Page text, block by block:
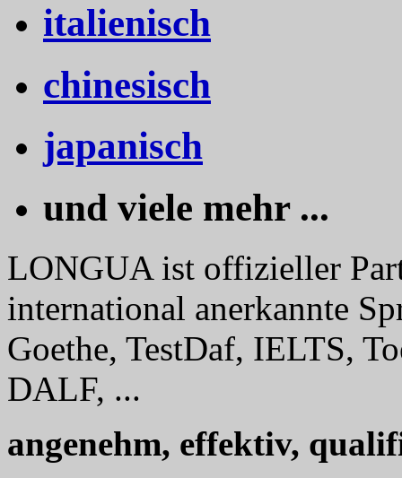
italienisch
chinesisch
japanisch
und viele mehr ...
LONGUA ist offizieller
international anerkannte
Goethe, TestDaf, IELTS,
DALF, ...
angenehm, effektiv,